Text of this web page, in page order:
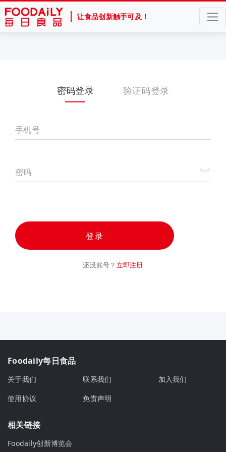
让食品创新触手可及！
密码登录 验证码登录
手机号
密码
登录
还没账号？ 立即注册
Foodaily每日食品
关于我们 联系我们
加入我们
使用协议
免责声明
相关链接
Foodaily创新博览会